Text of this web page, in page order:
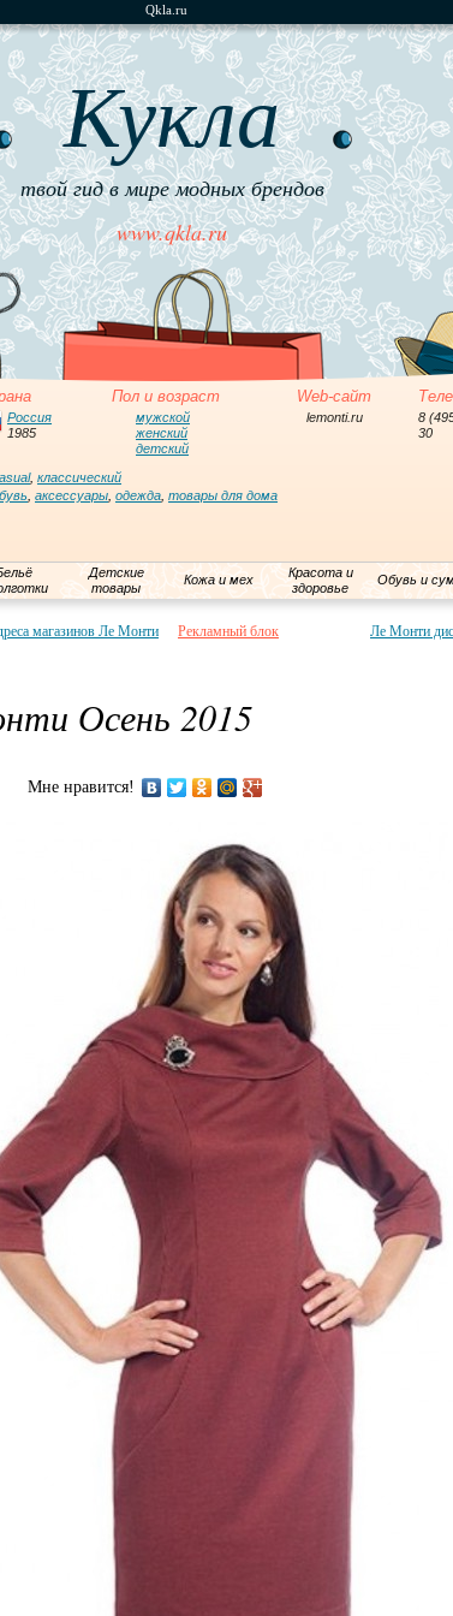
Qkla.ru
Кукла
твой гид в мире модных брендов
www.qkla.ru
Пол и возраст Web-сайт
Россия
1985
мужской
женский
детский
lemonti.ru
8
30
, классический
аксессуары одежда товары для дома
Детские
товары
Кожа и мех
Красота и
здоровье
Обувь и
магазинов Ле Монти Рекламный блок Ле Монти
Осень 2015
Мне нравится!